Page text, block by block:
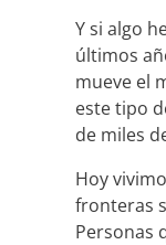
Y si algo
últimos
mueve el
este tipo
de miles
Hoy
fronteras
Personas